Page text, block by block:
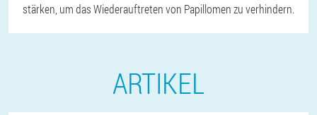
stärken, um das Wiederauftreten von Papillomen zu verhindern.
ARTIKEL